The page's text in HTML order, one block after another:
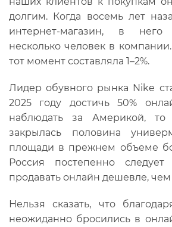
долгим. Когда восемь лет
интернет-магазин, в
несколько человек в
тот момент составляла 1–2%.
Лидер обувного рынка Nike
2025 году достичь 50%
наблюдать за Америкой,
закрылась половина
площади в прежнем объеме
Россия постепенно
продавать онлайн дешевле,
Нельзя сказать, что
неожиданно бросились в